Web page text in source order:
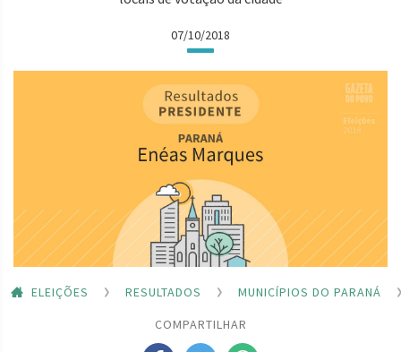
07/10/2018
ELEIÇÕES RESULTADOS
MUNICÍPIOS DO PARANÁ
COMPARTILHAR